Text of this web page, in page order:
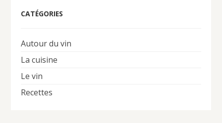
CATÉGORIES
Autour du vin
La cuisine
Le vin
Recettes